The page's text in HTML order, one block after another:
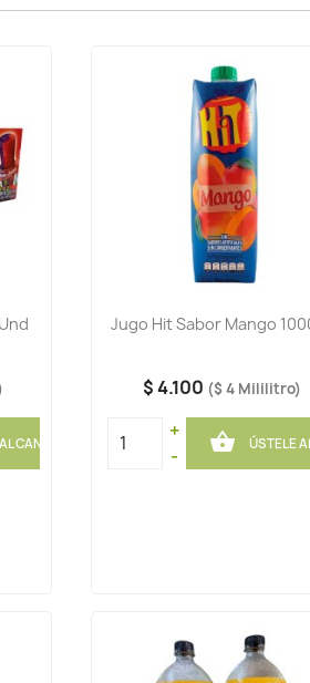
CANASTO
Jugo Hit Sabor Mango
$ 4.100 ($ 4 Mililitro)
+
-
 ÚSTELE